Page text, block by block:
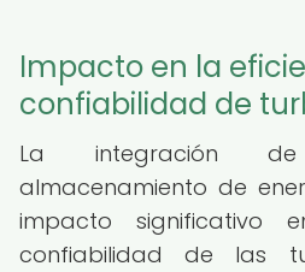
Impacto en la
confiabilidad de
La integración
almacenamiento de
impacto significativo
confiabilidad de las